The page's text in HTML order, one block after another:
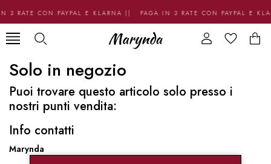
3 RATE CON PAYPAL E KLARNA || PAGA IN 3 RATE CON PAYPAL E
Solo in negozio
Puoi trovare questo articolo solo presso i
nostri punti vendita:
Info contatti
Marynda